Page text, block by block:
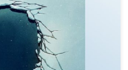
impossible. Lisa, la narratrice, a « perdu » sa
cours d’un voyage au Groenland. Elle part
magnifique et dévasté par le
entre deux époques, la vie […]